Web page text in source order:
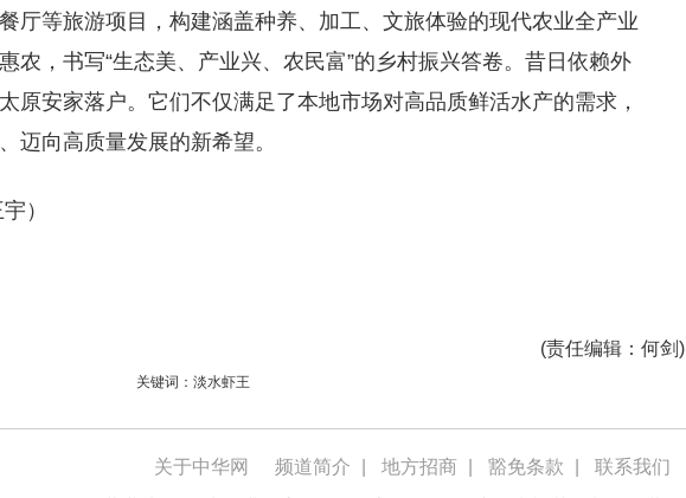
厅等旅游项目，构建涵盖种养、加工、文旅体验的现代农业全产业
农，书写“生态美、产业兴、农民富”的乡村振兴答卷。昔日依赖外
原安家落户。它们不仅满足了本地市场对高品质鲜活水产的需求，
迈向高质量发展的新希望。
）
(责任编辑 ：何剑)
关键词：淡水虾王
关于中华网 频道简介 地方招商 豁免条款
联系我们